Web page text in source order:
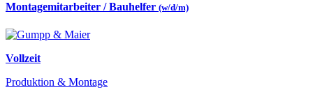
Montagemitarbeiter / Bauhelfer (w/d/m)
Vollzeit
Produktion & Montage